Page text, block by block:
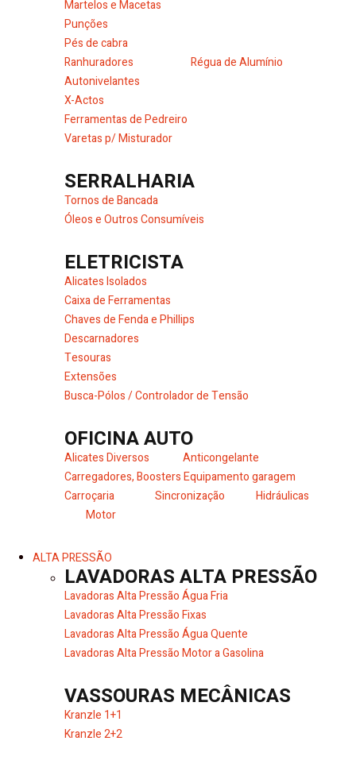
Martelos e Macetas
Punções
Pés de cabra
Ranhuradores
Régua de Alumínio
Autonivelantes
X-Actos
Ferramentas de Pedreiro
Varetas p/ Misturador
SERRALHARIA
Tornos de Bancada
Óleos e Outros Consumíveis
ELETRICISTA
Alicates Isolados
Caixa de Ferramentas
Chaves de Fenda e Phillips
Descarnadores
Tesouras
Extensões
Busca-Pólos / Controlador de Tensão
OFICINA AUTO
Alicates Diversos
Anticongelante
Carregadores, BoostersEquipamento garagem
Carroçaria
Sincronização
Hidráulicas
Motor
ALTA PRESSÃO
LAVADORAS ALTA PRESSÃO
Lavadoras Alta Pressão Água Fria
Lavadoras Alta Pressão Fixas
Lavadoras Alta Pressão Água Quente
Lavadoras Alta Pressão Motor a Gasolina
VASSOURAS MECÂNICAS
Kranzle 1+1
Kranzle 2+2